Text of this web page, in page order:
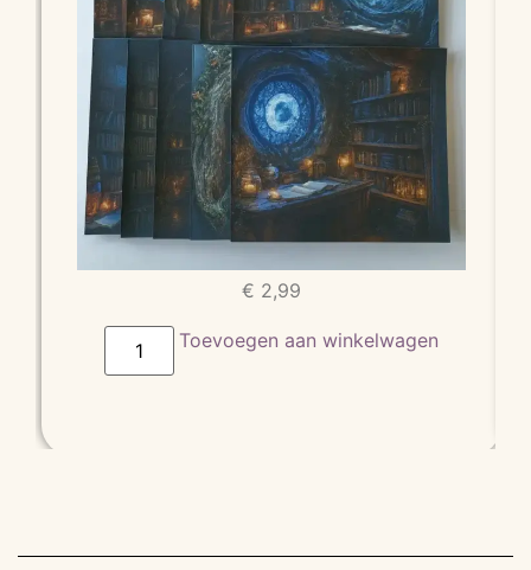
€ 2,99
Toevoegen aan winkelwagen